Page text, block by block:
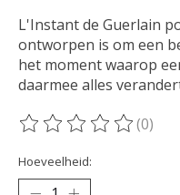
L'Instant de Guerlain
ontworpen is om een
het moment waarop
daarmee alles
De beoordeling van dit
(0)
Hoeveelheid: